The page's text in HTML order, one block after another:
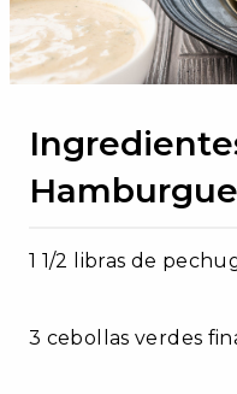
1 1/2 libras de
3 cebollas verdes